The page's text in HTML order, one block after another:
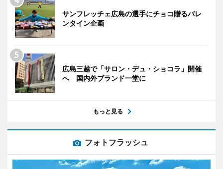
サンフレッチェ広島の選手にチョコ贈るバレ
ンタイン企画
広島三越で「サロン・デュ・ショコラ」開催
へ 国内外ブランド一堂に
もっと見る
フォトフラッシュ